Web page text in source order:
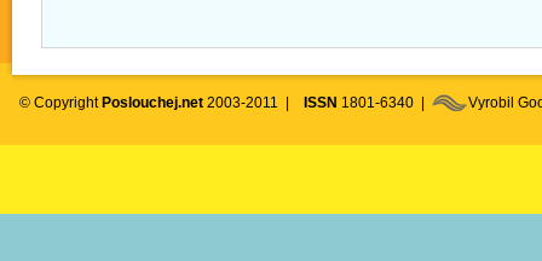
© Copyright Poslouchej.net 2003-2011 | ISSN 1801-6340 | Vyrobil